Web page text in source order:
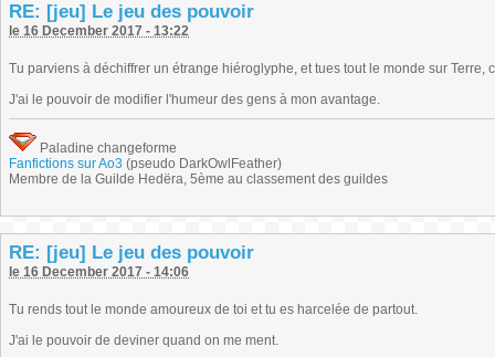
RE: [jeu] Le jeu des pouvoir
le 16 December 2017 - 13:22
Tu parviens à déchiffrer un étrange hiéroglyphe, et tues tout le monde sur Terre,
J'ai le pouvoir de modifier l'humeur des gens à mon avantage.
Paladine changeforme
Fanfictions sur Ao3 (pseudo DarkOwlFeather)
Membre de la Guilde Hedëra, 5ème au classement des guildes
RE: [jeu] Le jeu des pouvoir
le 16 December 2017 - 14:06
Tu rends tout le monde amoureux de toi et tu es harcelée de partout.
J'ai le pouvoir de deviner quand on me ment.